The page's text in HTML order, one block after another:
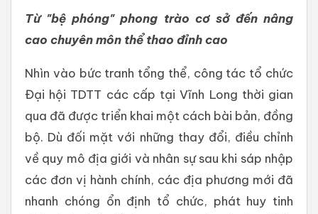
Từ "bệ phóng" phong trào cơ sởđến nâng
cao chuyên môn thể thao đỉnh cao
Nhìn vào bức tranh tổng thể, công tác tổ chức
Đại hội TDTT các cấp tại Vĩnh Long thời gian
qua đã được triển khai một cách bài bản, đồng
bộ. Dù đối mặt với những thay đổi, điều chỉnh
về quy mô địa giới và nhân sự sau khi sáp nhập
các đơn vị hành chính, các địa phương mới đã
nhanh chóng ổn định tổ chức, phát huy tinh